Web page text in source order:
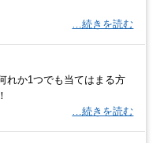
…続きを読む
れか1つでも当てはまる方
…続きを読む